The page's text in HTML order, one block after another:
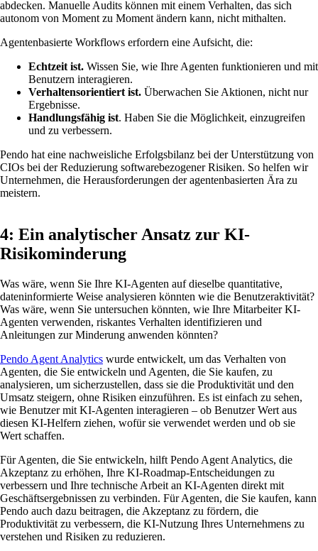
abdecken. Manuelle Audits können mit einem Verhalten, das sich
autonom von Moment zu Moment ändern kann, nicht mithalten.
Agentenbasierte Workflows erfordern eine Aufsicht, die:
Echtzeit ist. Wissen Sie, wie Ihre Agenten funktionieren und mit
Benutzern interagieren.
Verhaltensorientiert ist. Überwachen Sie Aktionen, nicht nur
Ergebnisse.
Handlungsfähig ist. Haben Sie die Möglichkeit, einzugreifen
und zu verbessern.
Pendo hat eine nachweisliche Erfolgsbilanz bei der Unterstützung von
CIOs bei der Reduzierung softwarebezogener Risiken. So helfen wir
Unternehmen, die Herausforderungen der agentenbasierten Ära zu
meistern.
4: Ein analytischer Ansatz zur KI-
Risikominderung
Was wäre, wenn Sie Ihre KI-Agenten auf dieselbe quantitative,
dateninformierte Weise analysieren könnten wie die Benutzeraktivität?
Was wäre, wenn Sie untersuchen könnten, wie Ihre Mitarbeiter KI-
Agenten verwenden, riskantes Verhalten identifizieren und
Anleitungen zur Minderung anwenden könnten?
Pendo Agent Analytics wurde entwickelt, um das Verhalten von
Agenten, die Sie entwickeln und Agenten, die Sie kaufen, zu
analysieren, um sicherzustellen, dass sie die Produktivität und den
Umsatz steigern, ohne Risiken einzuführen. Es ist einfach zu sehen,
wie Benutzer mit KI-Agenten interagieren – ob Benutzer Wert aus
diesen KI-Helfern ziehen, wofür sie verwendet werden und ob sie
Wert schaffen.
Für Agenten, die Sie entwickeln, hilft Pendo Agent Analytics, die
Akzeptanz zu erhöhen, Ihre KI-Roadmap-Entscheidungen zu
verbessern und Ihre technische Arbeit an KI-Agenten direkt mit
Geschäftsergebnissen zu verbinden. Für Agenten, die Sie kaufen, kann
Pendo auch dazu beitragen, die Akzeptanz zu fördern, die
Produktivität zu verbessern, die KI-Nutzung Ihres Unternehmens zu
verstehen und Risiken zu reduzieren.